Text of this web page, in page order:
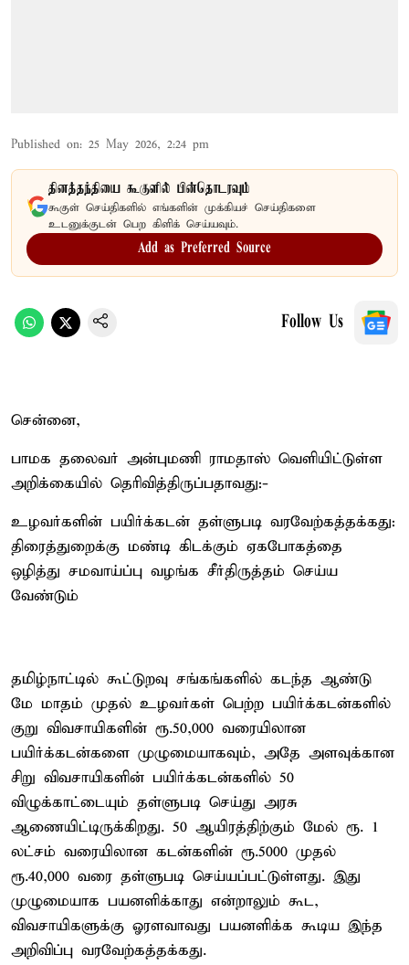
Published on: 25 May 2026, 2:24 pm
தினத்தந்தியை கூகுளில் பின்தொடரவும்
கூகுள் செய்திகளில் எங்களின் முக்கியச் செய்திகளை
உடனுக்குடன் பெற கிளிக் செய்யவும்.
Add as Preferred Source
Follow Us
சென்னை,
பாமக தலைவர் அன்புமணி ராமதாஸ் வெளியிட்டுள்ள
அறிக்கையில் தெரிவித்திருப்பதாவது:-
உழவர்களின் பயிர்க்கடன் தள்ளுபடி வரவேற்கத்தக்கது:
திரைத்துறைக்கு மண்டி கிடக்கும் ஏகபோகத்தை
ஒழித்து சமவாய்ப்பு வழங்க சீர்திருத்தம் செய்ய
வேண்டும்
தமிழ்நாட்டில் கூட்டுறவு சங்கங்களில் கடந்த ஆண்டு
மே மாதம் முதல் உழவர்கள் பெற்ற பயிர்க்கடன்களில்
குறு விவசாயிகளின் ரூ.50,000 வரையிலான
பயிர்க்கடன்களை முழுமையாகவும், அதே அளவுக்கான
சிறு விவசாயிகளின் பயிர்க்கடன்களில் 50
விழுக்காட்டையும் தள்ளுபடி செய்து அரசு
ஆணையிட்டிருக்கிறது. 50 ஆயிரத்திற்கும் மேல் ரூ. 1
லட்சம் வரையிலான கடன்களின் ரூ.5000 முதல்
ரூ.40,000 வரை தள்ளுபடி செய்யப்பட்டுள்ளது. இது
முழுமையாக பயனளிக்காது என்றாலும் கூட,
விவசாயிகளுக்கு ஓரளவாவது பயனளிக்க கூடிய இந்த
அறிவிப்பு வரவேற்கத்தக்கது.